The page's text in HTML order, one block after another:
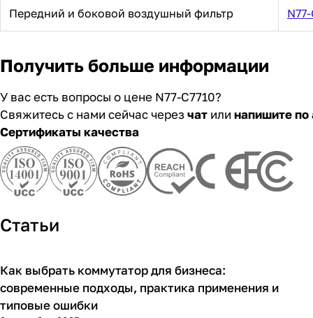
Передний и боковой воздушный фильтр
Получить больше информации
У вас есть вопросы о цене N77-C7710?
Свяжитесь с нами сейчас черезчат или напишите
Сертификаты качества
Статьи
Советы покупателям
Как выбрать коммутатор для бизнеса:
современные подходы, практика применения и
типовые ошибки